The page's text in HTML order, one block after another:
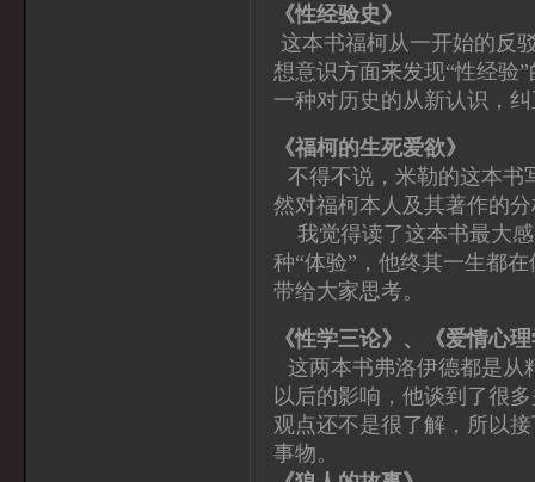
《性经验史》
这本书福柯从一开始的反
想意识方面来发现“性经验
一种对历史的从新认识，
《福柯的生死爱欲》
不得不说，米勒的这本书
然对福柯本人及其著作的
我觉得读了这本书最大感
种“体验”，他终其一生都
带给大家思考。
《性学三论》、《爱情心
这两本书弗洛伊德都是从
以后的影响，他谈到了很
观点还不是很了解，所以
事物。